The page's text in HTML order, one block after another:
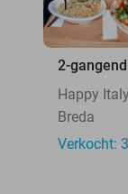
2-
Happy
Breda
Verkocht: